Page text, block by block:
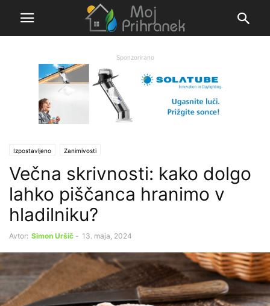
Sponzorirano
Izpostavljeno Zanimivosti
Večna skrivnosti: kako dolgo
lahko piščanca hranimo v
hladilniku?
Avtor: Simon Uršič - 13. maja, 2024